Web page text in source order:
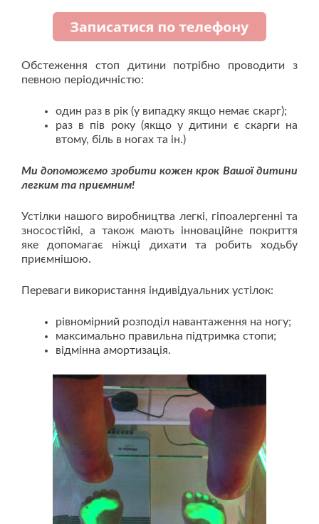
Обстеження стоп дитини потрібно проводити з
певною періодичністю:
один раз в рік (у випадку якщо немає скарг);
раз в пів року (якщо у дитини є скарги на
втому, біль в ногах та ін.)
Ми допоможемо зробити кожен крок Вашої дитини
легким та приємним!
Устілки нашого виробництва легкі, гіпоалергенні та
зносостійкі, а також мають інноваційне покриття
яке допомагає ніжці дихати та робить ходьбу
приємнішою.
Переваги використання індивідуальних устілок:
рівномірний розподіл навантаження на ногу;
максимально правильна підтримка стопи;
відмінна амортизація.